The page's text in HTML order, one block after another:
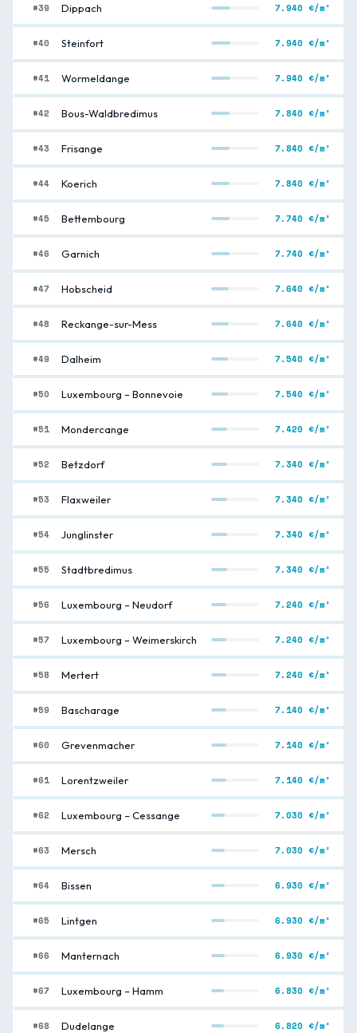
#39 Dippach 7.940 €/m²
#40 Steinfort 7.940 €/m²
#41 Wormeldange 7.940 €/m²
#42 Bous-Waldbredimus 7.840 €/m²
#43 Frisange 7.840 €/m²
#44 Koerich 7.840 €/m²
#45 Bettembourg 7.740 €/m²
#46 Garnich 7.740 €/m²
#47 Hobscheid 7.640 €/m²
#48 Reckange-sur-Mess 7.640 €/m²
#49 Dalheim 7.540 €/m²
#50 Luxembourg – Bonnevoie 7.540 €/m²
#51 Mondercange 7.420 €/m²
#52 Betzdorf 7.340 €/m²
#53 Flaxweiler 7.340 €/m²
#54 Junglinster 7.340 €/m²
#55 Stadtbredimus 7.340 €/m²
#56 Luxembourg – Neudorf 7.240 €/m²
#57 Luxembourg – Weimerskirch 7.240 €/m²
#58 Mertert 7.240 €/m²
#59 Bascharage 7.140 €/m²
#60 Grevenmacher 7.140 €/m²
#61 Lorentzweiler 7.140 €/m²
#62 Luxembourg – Cessange 7.030 €/m²
#63 Mersch 7.030 €/m²
#64 Bissen 6.930 €/m²
#65 Lintgen 6.930 €/m²
#66 Manternach 6.930 €/m²
#67 Luxembourg – Hamm 6.830 €/m²
#68 Dudelange 6.820 €/m²